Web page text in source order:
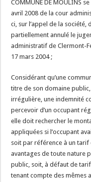
COMMUNE DE MOULINS
avril 2008 de la cour
ci, sur l’appel de la société,
partiellement annulé le
administratif de Clermont-
17 mars 2004 ;
Considérant qu’une
titre de son domaine
irrégulière, une indemnité
percevoir d’un occupant
elle doit rechercher le
appliquées si l’occupant
soit par référence à un
avantages de toute nature
public, soit, à défaut de
tenant compte des mêmes